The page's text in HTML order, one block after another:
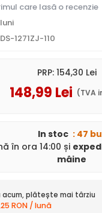
care lasă o recenzie
1271ZJ-110
PRP: 154,30 Lei
148,99 Lei (TVA
In stoc : 47
în ora 14:00 și
mâine
acum, plătește mai târziu
RON / lună